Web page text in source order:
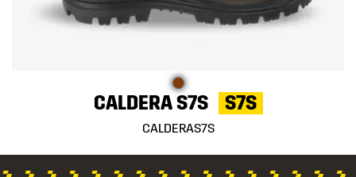
CALDERA S7S S7S
CALDERAS7S